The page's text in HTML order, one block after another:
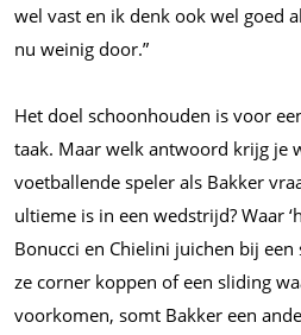
wel vast en ik denk ook wel goed
nu weinig door.”
Het doel schoonhouden is voor
taak. Maar welk antwoord krijg je
voetballende speler als Bakker
ultieme is in een wedstrijd? Waar
Bonucci en Chielini juichen bij
ze corner koppen of een sliding
voorkomen, somt Bakker een